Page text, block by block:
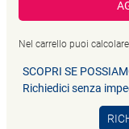
Nel carrello puoi
SCOPRI SE
Richiedici senza